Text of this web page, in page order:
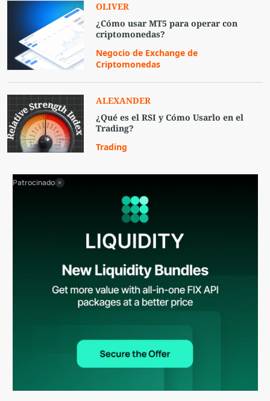
OLIVER
¿Cómo usar MT5 para operar con
criptomonedas?
Negocio de Exchange de
Criptomonedas
ALEXANDER
¿Qué es el RSI y Cómo Usarlo en el
Trading?
Trading
Patrocinado